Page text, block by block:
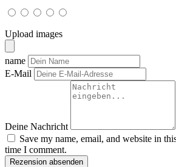
Upload images
name
E-Mail
Deine Nachricht
Save my name, email, and website in
time I comment.
Rezension absenden